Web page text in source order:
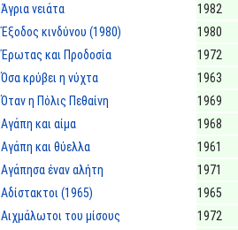
Άγρια νειάτα
1982
Έξοδος κινδύνου (1980)
1980
Έρωτας και Προδοσία
1972
Όσα κρύβει η νύχτα
1963
Όταν η Πόλις Πεθαίνη
1969
Αγάπη και αίμα
1968
Αγάπη και θύελλα
1961
Αγάπησα έναν αλήτη
1971
Αδίστακτοι (1965)
1965
Αιχμάλωτοι του μίσους
1972